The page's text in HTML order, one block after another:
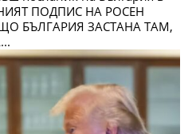
БЪЛГАРИЯ ЗАСТАНА ТАМ,